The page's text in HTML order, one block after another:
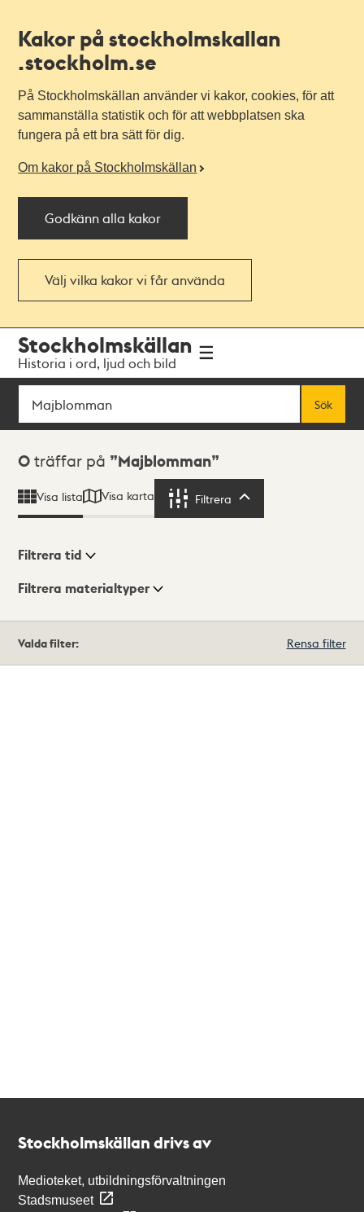
Kakor på stockholmskallan
.stockholm.se
På Stockholmskällan använder vi kakor, cookies, för att
sammanställa statistik och för att webbplatsen ska
fungera på ett bra sätt för dig.
Om kakor på Stockholmskällan
Godkänn alla kakor
Välj vilka kakor vi får använda
navigationen
huvudinnehållet
Stockholmskällan
Historia i ord, ljud och bild
Sök
Sök
Sökresultat
0 träffar på Majblomman
Visa lista Visa karta Filtrera
Visningsläge
Filtrera tid
Filtrera materialtyper
träffar
Valda filter: Rensa filter
Stockholmskällan drivs av
Medioteket, utbildningsförvaltningen
Stadsmuseet